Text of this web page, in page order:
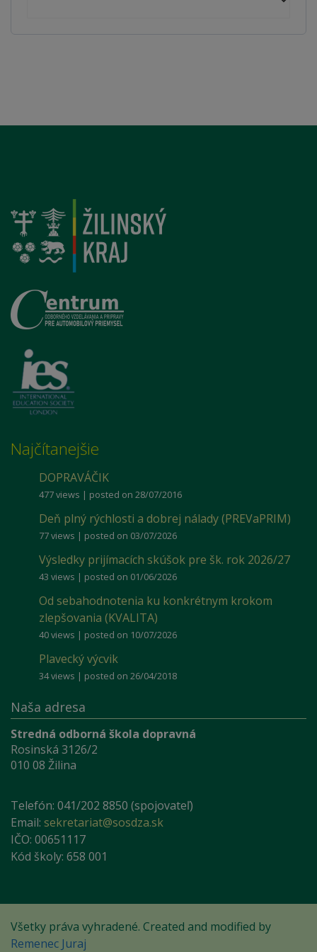
Najčítanejšie
DOPRAVÁČIK
477 views | posted on 28/07/2016
Deň plný rýchlosti a dobrej nálady (PREVaPRIM)
77 views | posted on 03/07/2026
Výsledky prijímacích skúšok pre šk. rok 2026/27
43 views | posted on 01/06/2026
Od sebahodnotenia ku konkrétnym krokom
zlepšovania (KVALITA)
40 views | posted on 10/07/2026
Plavecký výcvik
34 views | posted on 26/04/2018
Naša adresa
Stredná odborná škola dopravná
Rosinská 3126/2
010 08 Žilina
Telefón: 041/202 8850 (spojovateľ)
Email: sekretariat@sosdza.sk
IČO: 00651117
Kód školy: 658 001
Všetky práva vyhradené. Created and modified by
Remenec Juraj